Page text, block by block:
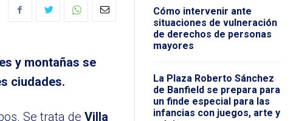
y montañas se
ciudades.
Se trata de Villa
Cómo intervenir ante
situaciones de vulneración
de derechos de personas
mayores
La Plaza Roberto Sánchez
de Banfield se prepara para
un finde especial para las
infancias con juegos, arte y